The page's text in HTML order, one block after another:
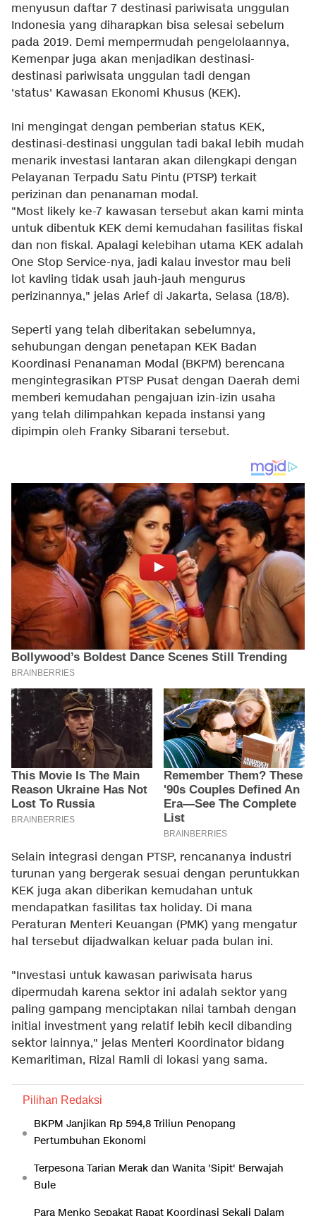
menyusun daftar 7 destinasi pariwisata unggulan
Indonesia yang diharapkan bisa selesai sebelum
pada 2019. Demi mempermudah pengelolaannya,
Kemenpar juga akan menjadikan destinasi-
destinasi pariwisata unggulan tadi dengan
'status' Kawasan Ekonomi Khusus (KEK).
Ini mengingat dengan pemberian status KEK,
destinasi-destinasi unggulan tadi bakal lebih mudah
menarik investasi lantaran akan dilengkapi dengan
Pelayanan Terpadu Satu Pintu (PTSP) terkait
perizinan dan penanaman modal.
"Most likely ke-7 kawasan tersebut akan kami minta
untuk dibentuk KEK demi kemudahan fasilitas fiskal
dan non fiskal. Apalagi kelebihan utama KEK adalah
One Stop Service-nya, jadi kalau investor mau beli
lot kavling tidak usah jauh-jauh mengurus
perizinannya," jelas Arief di Jakarta, Selasa (18/8).
Seperti yang telah diberitakan sebelumnya,
sehubungan dengan penetapan KEK Badan
Koordinasi Penanaman Modal (BKPM) berencana
mengintegrasikan PTSP Pusat dengan Daerah demi
memberi kemudahan pengajuan izin-izin usaha
yang telah dilimpahkan kepada instansi yang
dipimpin oleh Franky Sibarani tersebut.
Selain integrasi dengan PTSP, rencananya industri
turunan yang bergerak sesuai dengan peruntukkan
KEK juga akan diberikan kemudahan untuk
mendapatkan fasilitas tax holiday. Di mana
Peraturan Menteri Keuangan (PMK) yang mengatur
hal tersebut dijadwalkan keluar pada bulan ini.
"Investasi untuk kawasan pariwisata harus
dipermudah karena sektor ini adalah sektor yang
paling gampang menciptakan nilai tambah dengan
initial investment yang relatif lebih kecil dibanding
sektor lainnya," jelas Menteri Koordinator bidang
Kemaritiman, Rizal Ramli di lokasi yang sama.
Pilihan Redaksi
BKPM Janjikan Rp 594,8 Triliun Penopang
Pertumbuhan Ekonomi
Terpesona Tarian Merak dan Wanita 'Sipit' Berwajah
Bule
Para Menko Sepakat Rapat Koordinasi Sekali Dalam